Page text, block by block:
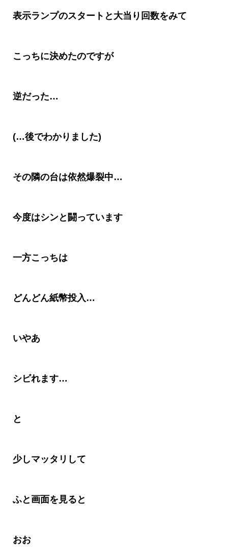
表示ランプのスタートと大当り回数をみて
こっちに決めたのですが
逆だった…
(…後でわかりました)
その隣の台は依然爆裂中…
今度はシンと闘っています
一方こっちは
どんどん紙幣投入…
いやあ
シビれます…
と
少しマッタリして
ふと画面を見ると
おお